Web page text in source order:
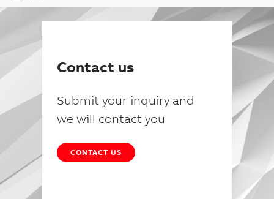
Contact us
Submit your inquiry and
we will contact you
CONTACT US